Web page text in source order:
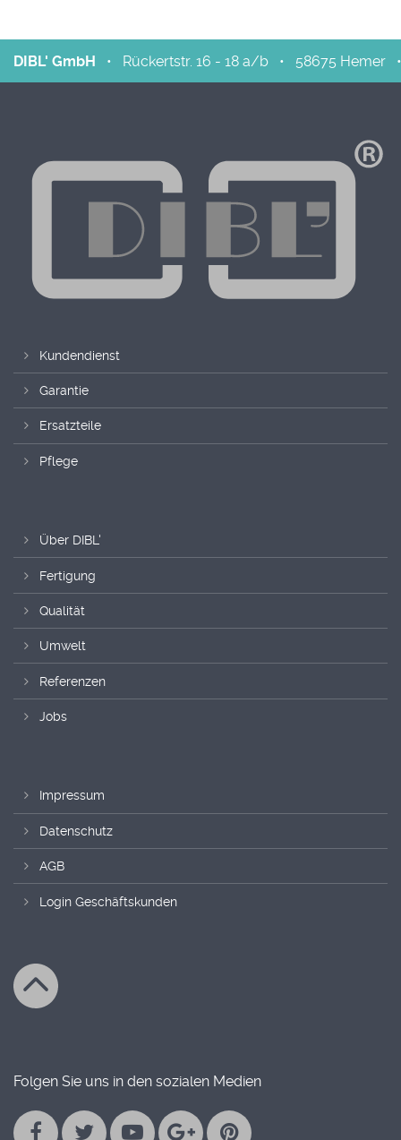
DIBL' GmbH • Rückertstr. 16 - 18 a/b • 58675 Hemer
Kundendienst
Garantie
Ersatzteile
Pflege
Über DIBL'
Fertigung
Qualität
Umwelt
Referenzen
Jobs
Impressum
Datenschutz
AGB
Login Geschäftskunden
Folgen Sie uns in den sozialen Medien